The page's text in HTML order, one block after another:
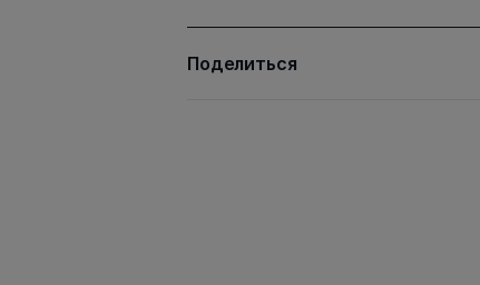
Поделиться